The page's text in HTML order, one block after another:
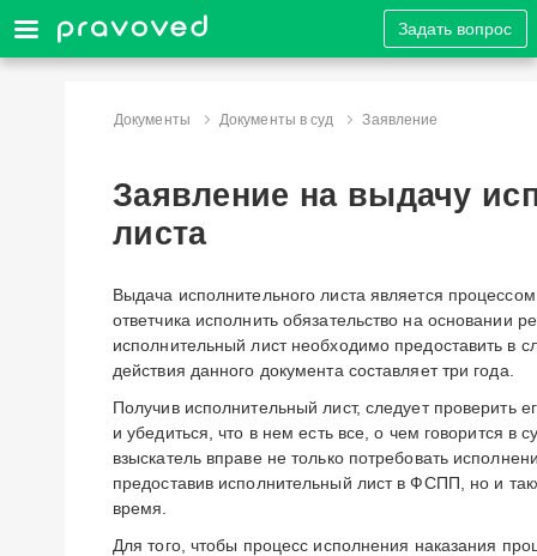
Задать вопрос
Документы Документы в суд Заявление
Заявление на выдачу
листа
Выдача исполнительного листа является
ответчика исполнить обязательство на основании
исполнительный лист необходимо предоставить в
действия данного документа составляет три года.
Получив исполнительный лист, следует проверить
и убедиться, что в нем есть все, о чем говорится
взыскатель вправе не только потребовать
предоставив исполнительный лист в ФСПП, но и
время.
Для того, чтобы процесс исполнения наказания